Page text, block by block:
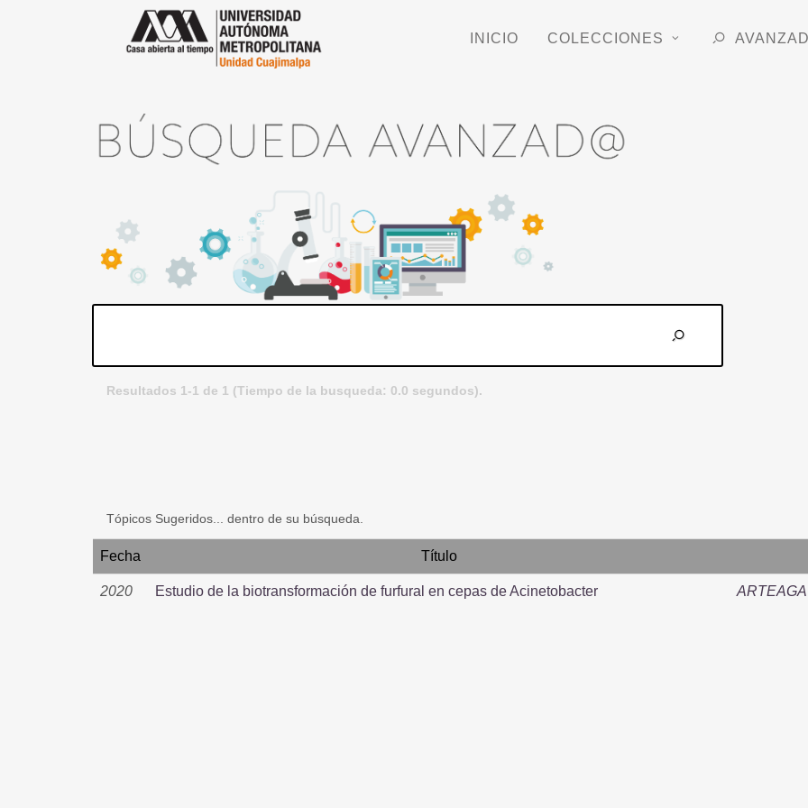
INICIO COLECCIONES
Resultados 1-1 de 1 (Tiempo de la busqueda: 0.0 segundos).
Tópicos Sugeridos... dentro de su búsqueda.
Fecha Título
2020 Estudio de la biotransformación de furfural en cepas de Acinetobacter